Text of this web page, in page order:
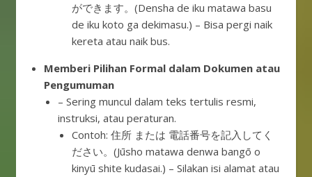
ができます。(Densha de iku matawa basu
de iku koto ga dekimasu.) – Bisa pergi naik
kereta atau naik bus.
Memberi Pilihan Formal dalam Dokumen atau
Pengumuman
– Sering muncul dalam teks tertulis resmi,
instruksi, atau peraturan.
Contoh: 住所 または 電話番号を記入してく
ださい。(Jūsho matawa denwa bangō o
kinyū shite kudasai.) – Silakan isi alamat atau